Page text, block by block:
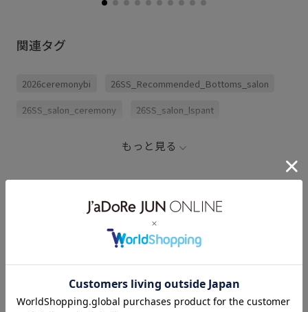
関連タグ
2026ceremonybi 26SS_Recommended_Bottoms_salon
26SS_salon_ceremony 26SS_salon_lspant
ジャケット ジャケット合わせ
スッキリ ストレスフリー
セットアップ ダウン ツイル生地 ニット
ベルト ワイドシルエット
もっと見る